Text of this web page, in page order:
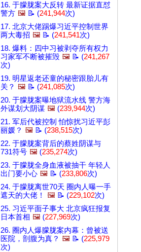
16. 于朦胧案大反转 最新证据直怼
警方 🖼️ 📝 (241,944次)
17. 北京大佬踢爆习近平控制世界
两大毒招 🖼️ 📝 (241,541次)
18. 爆料：四中习被剥夺所有权力
习家军不断被摧毁 🖼️ 📝 (241,267
次)
19. 明星返老还童的秘密跟胎儿有
关？ 🖼️ 📝 (241,085次)
20. 于朦胧案曝地狱流水线 警方海
外谋划大阴谋 🖼️ (239,944次)
21. 军后代被控制 怕惊扰习近平彭
丽媛？ 🖼️ 📝 (238,515次)
22. 于朦胧案背后的蔡姓阴谋与
731符号 🖼️ (235,274次)
23. 于朦胧全身血液被抽干 年轻人
出门要小心 🖼️ 📝 (233,806次)
24. 于朦胧离世70天 圈内人曝一手
遮天的大佬！
🖼️ 📝 (229,102次)
25. 习近平面子事大 北京疯狂报复
日本首相 🖼️ (227,969次)
26. 圈内人爆朦胧案内幕：曾被送
医院，剖腹为真？ 🖼️ 📝 (225,979
次)